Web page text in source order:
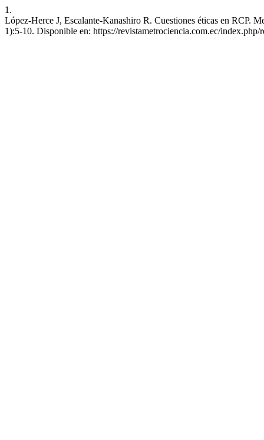
1.
López-Herce J, Escalante-Kanashiro R. Cuestiones éticas en RCP.
1):5-10. Disponible en: https://revistametrociencia.com.ec/